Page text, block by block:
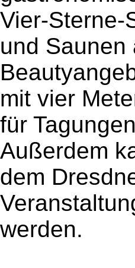
Vier-Sterne-
und Saunen
mit vier
für
Außerdem
dem
werden.